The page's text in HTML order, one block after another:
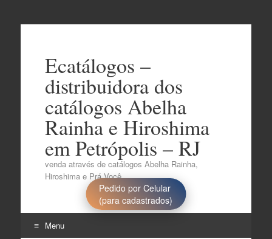
Pedido por Celular
(para cadastrados)
Ecatálogos –
distribuidora dos
catálogos Abelha
Rainha e Hiroshima
em Petrópolis – RJ
venda através de catálogos Abelha Rainha,
Hiroshima e Prá Você..
Menu